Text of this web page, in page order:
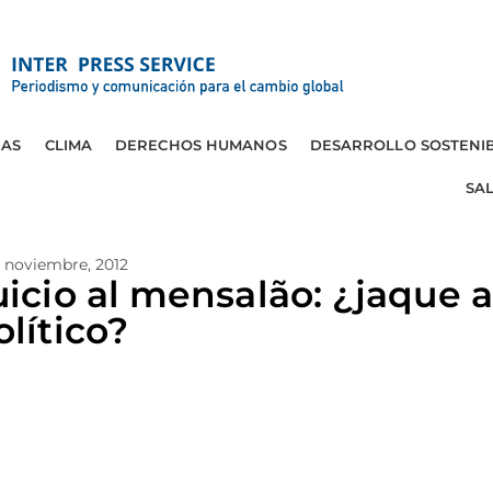
CLIMA DERECHOS HUMANOS DESARROLLO
noviembre, 2012
al mensalão: ¿jaque